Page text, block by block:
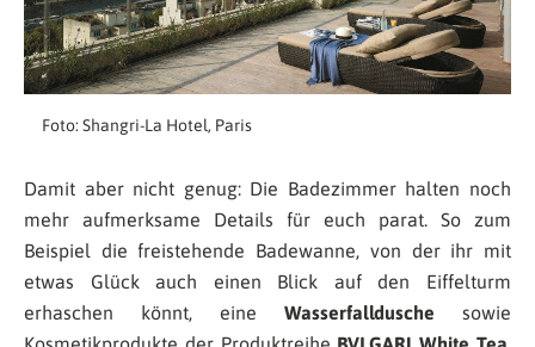
Foto: Shangri-La Hotel, Paris
Damit aber nicht genug: Die Badezimmer halten noch
mehr aufmerksame Details für euch parat. So zum
Beispiel die freistehende Badewanne, von der ihr mit
etwas Glück auch einen Blick auf den Eiffelturm
erhaschen könnt, eine Wasserfalldusche sowie